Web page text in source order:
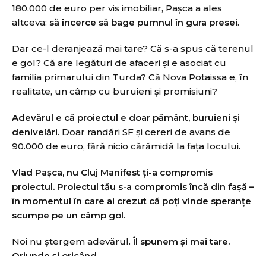
180.000 de euro per vis imobiliar, Pașca a ales
altceva: să încerce să bage pumnul în gura presei.
Dar ce-l deranjează mai tare? Că s-a spus că terenul
e gol? Că are legături de afaceri și e asociat cu
familia primarului din Turda? Că Nova Potaissa e, în
realitate, un câmp cu buruieni și promisiuni?
Adevărul e că proiectul e doar pământ, buruieni și
denivelări. Doar randări SF și cereri de avans de
90.000 de euro, fără nicio cărămidă la fața locului.
Vlad Pașca, nu Cluj Manifest ți-a compromis
proiectul. Proiectul tău s-a compromisîncă din fașă –
în momentul în care ai crezut că poți vinde speranțe
scumpe pe un câmp gol.
Noi nu ștergem adevărul.Îl spunem și mai tare.